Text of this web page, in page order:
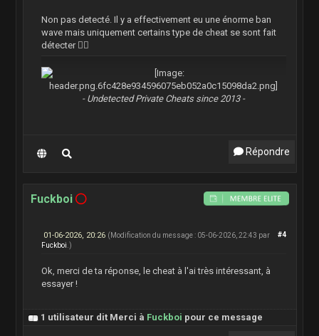
Non pas detecté. Il y a effectivement eu une énorme ban
wave mais uniquement certains type de cheat se sont fait
détecter 👍🏻
- Undetected Private Cheats since 2013 -
Répondre
Fuckboi
#4
01-06-2026, 20:26 (Modification du message : 05-06-2026, 22:43 par
Fuckboi .)
Ok, merci de ta réponse, le cheat à l'ai très intéressant, à
essayer !
1 utilisateur dit Merci à Fuckboi pour ce message